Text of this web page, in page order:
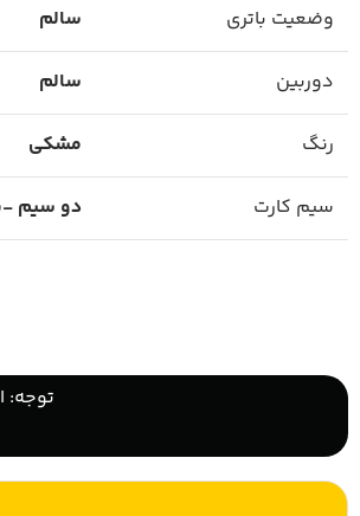
وضعیت باتری سالم
دوربین سالم
رنگ مشکی
سیم کارت دو سیم -
توجه: